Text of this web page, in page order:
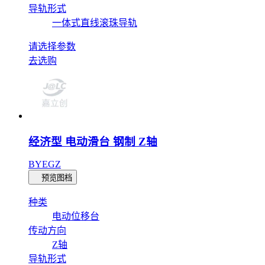
导轨形式
一体式直线滚珠导轨
请选择参数
去选购
经济型 电动滑台 钢制 Z轴
BYEGZ
预览图档
种类
电动位移台
传动方向
Z轴
导轨形式